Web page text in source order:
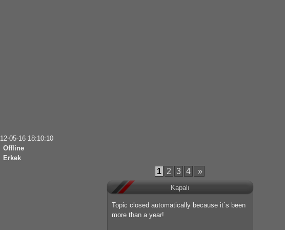
05-16 18:10:10
Offline
Erkek
1 2 3 4 »
Kapalı
Topic closed automatically because it`s been
more than a year!